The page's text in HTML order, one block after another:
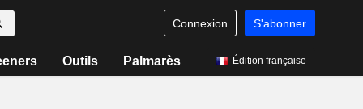
Connexion S'abonner
Outils Palmarès Édition française